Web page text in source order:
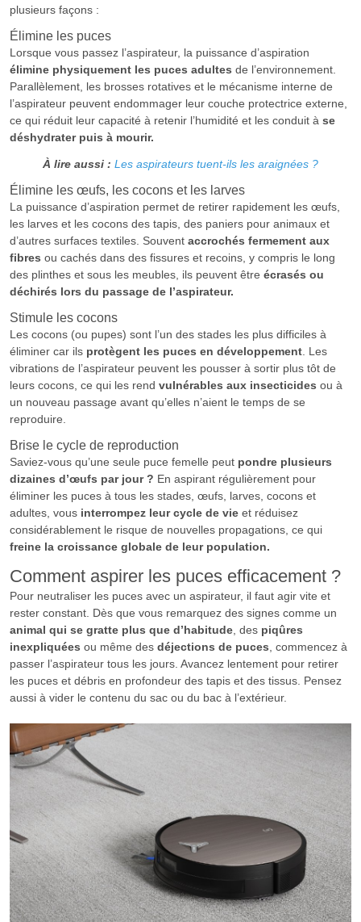
plusieurs façons :
Élimine les puces
Lorsque vous passez l’aspirateur, la puissance d’aspiration
élimine physiquement les puces adultes de l’environnement.
Parallèlement, les brosses rotatives et le mécanisme interne de
l’aspirateur peuvent endommager leur couche protectrice externe,
ce qui réduit leur capacité à retenir l’humidité et les conduit à se
déshydrater puis à mourir.
À lire aussi : Les aspirateurs tuent-ils les araignées ?
Élimine les œufs, les cocons et les larves
La puissance d’aspiration permet de retirer rapidement les œufs,
les larves et les cocons des tapis, des paniers pour animaux et
d’autres surfaces textiles. Souvent accrochés fermement aux
fibres ou cachés dans des fissures et recoins, y compris le long
des plinthes et sous les meubles, ils peuvent être écrasés ou
déchirés lors du passage de l’aspirateur.
Stimule les cocons
Les cocons (ou pupes) sont l’un des stades les plus difficiles à
éliminer car ils protègent les puces en développement . Les
vibrations de l’aspirateur peuvent les pousser à sortir plus tôt de
leurs cocons, ce qui les rend vulnérables aux insecticides ou à
un nouveau passage avant qu’elles n’aient le temps de se
reproduire.
Brise le cycle de reproduction
Saviez-vous qu’une seule puce femelle peut pondre plusieurs
dizaines d’œufs par jour ? En aspirant régulièrement pour
éliminer les puces à tous les stades, œufs, larves, cocons et
adultes, vous interrompez leur cycle de vie et réduisez
considérablement le risque de nouvelles propagations, ce qui
freine la croissance globale de leur population.
Comment aspirer les puces efficacement ?
Pour neutraliser les puces avec un aspirateur, il faut agir vite et
rester constant. Dès que vous remarquez des signes comme un
animal qui se gratte plus que d’habitude , des piqûres
inexpliquées ou même des déjections de puces , commencez à
passer l’aspirateur tous les jours. Avancez lentement pour retirer
les puces et débris en profondeur des tapis et des tissus. Pensez
aussi à vider le contenu du sac ou du bac à l’extérieur.